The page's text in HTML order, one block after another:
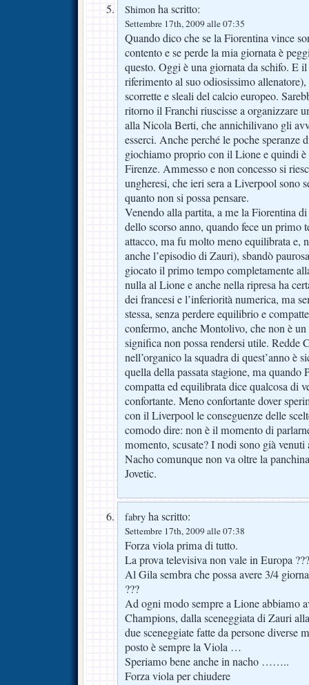
Shimon ha scritto:
Settembre 17th, 2009 alle 07:35
Quando dico che se la Fiorentina vince
contento e se perde la mia giornata è
questo. Oggi è una giornata da schifo. E
riferimento al suo odiosissimo
scorrette e sleali del calcio europeo.
ritorno il Franchi riuscisse a organizzare
alla Nicola Berti, che annichilivano gli
esserci. Anche perché le poche speranze
giochiamo proprio con il Lione e quindi è
Firenze. Ammesso e non concesso si
ungheresi, che ieri sera a Liverpool sono
quanto non si possa pensare.
Venendo alla partita, a me la Fiorentina
dello scorso anno, quando fece un primo
attacco, ma fu molto meno equilibrata e,
anche l’episodio di Zauri), sbandò
giocato il primo tempo completamente
nulla al Lione e anche nella ripresa ha
dei francesi e l’inferiorità numerica, ma
stessa, senza perdere equilibrio e
confermo, anche Montolivo, che non è
significa non possa rendersi utile. Redde
nell’organico la squadra di quest’anno è
quella della passata stagione, ma quando
compatta ed equilibrata dice qualcosa di
confortante. Meno confortante dover
con il Liverpool le conseguenze delle
comodo dire: non è il momento di
momento, scusate? I nodi sono già
Nacho comunque non va oltre la
Jovetic.
fabry ha scritto:
Settembre 17th, 2009 alle 07:38
Forza viola prima di tutto.
La prova televisiva non vale in Europa ???
Al Gila sembra che possa avere 3/4
???
Ad ogni modo sempre a Lione abbiamo
Champions, dalla sceneggiata di Zauri
due sceneggiate fatte da persone diverse
posto è sempre la Viola …
Speriamo bene anche in nacho ……..
Forza viola per chiudere